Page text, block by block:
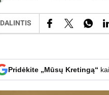
DALINTIS
Pridėkite „Mūsų Kretingą“